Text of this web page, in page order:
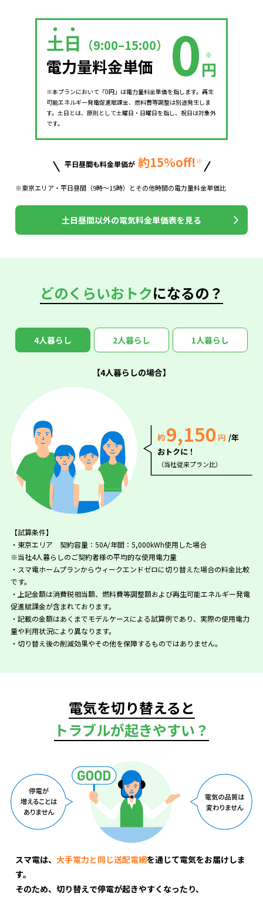
土日
・・
（9:00–15:00）
電力量料金単価 0円
※
※本プランにおいて「0円」は電力量料金単価を指します。再生
可能エネルギー発電促進賦課金、燃料費等調整は別途発生しま
す。土日とは、原則として土曜日・日曜日を指し、祝日は対象外
です。
平日昼間も料金単価が 約15％off!※
※東京エリア・平日昼間（9時～15時）とその他時間の電力量料金単価比
土日昼間以外の電気料金単価表を見る
どのくらいおトクになるの？
4人暮らし 2人暮らし 1人暮らし
【4人暮らしの場合】
約9,150 円 /年
おトクに！
（当社従来プラン比）
【試算条件】
・東京エリア 契約容量：50A/年間：5,000kWh使用した場合
※当社4人暮らしのご契約者様の平均的な使用電力量
・スマ電ホームプランからウィークエンドゼロに切り替えた場合の料金比較
です。
・上記金額は消費税相当額、燃料費等調整額および再生可能エネルギー発電
促進賦課金が含まれております。
・記載の金額はあくまでモデルケースによる試算例であり、実際の使用電力
量や利用状況により異なります。
・切り替え後の削減効果やその他を保障するものではありません。
電気を切り替えると
トラブルが起きやすい？
スマ電は、 大手電力と同じ送配電網を通じて電気をお届けしま
す。
そのため、切り替えで停電が起きやすくなったり、